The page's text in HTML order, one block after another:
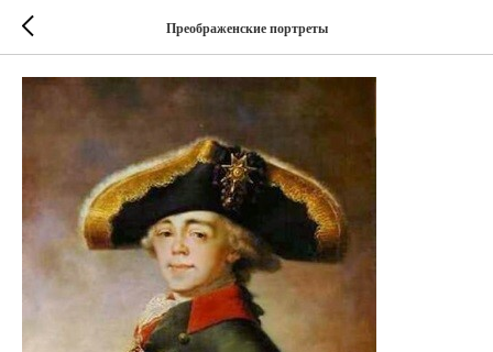
Преображенские портреты